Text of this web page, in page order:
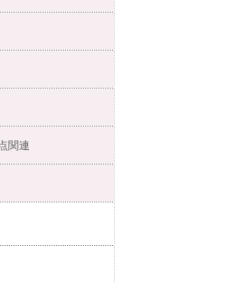
関連